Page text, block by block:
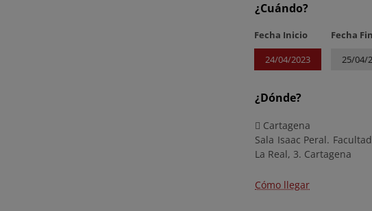
¿Cuándo?
Fecha Inicio
24/04/2023
Fecha Fin
25/04/
¿Dónde?
Cartagena
Sala Isaac Peral.
La Real, 3. Cartagena
Cómo llegar